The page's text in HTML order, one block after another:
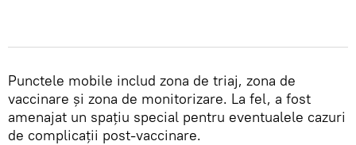
Punctele mobile includ zona de triaj, zona de
vaccinare și zona de monitorizare. La fel, a fost
amenajat un spațiu special pentru eventualele cazuri
de complicații post-vaccinare.